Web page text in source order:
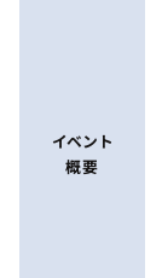
イベント
概要